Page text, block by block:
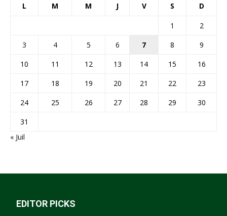
L M M J V S D
1
2
3
4 5 6 7 8
9
10
11 12 13 14 15
16
17
18 19 20 21 22
23
24
25 26 27 28 29
30
31
« Juil
EDITOR PICKS